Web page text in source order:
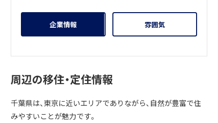
企業情報 雰囲気
周辺の移住・定住情報
千葉県は、東京に近いエリアでありながら、自然が豊富で住
みやすいことが魅力です。